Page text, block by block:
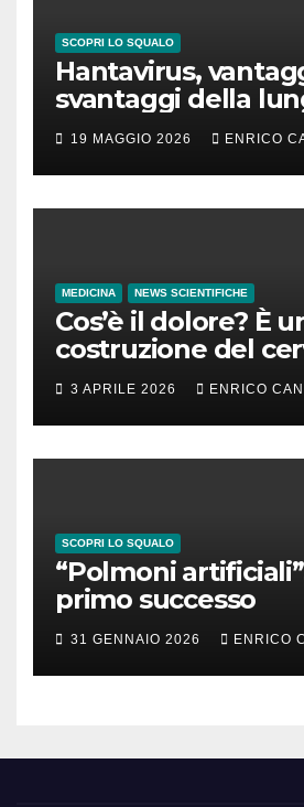
SCOPRI LO SQUALO
Hantavirus,
svantaggi della
incubazione
19 MAGGIO 2026 ENRICO
MEDICINA NEWS SCIENTIFICHE
Cos’è il dolore? È
costruzione del
3 APRILE 2026 ENRICO
SCOPRI LO SQUALO
“Polmoni
primo successo
31 GENNAIO 2026 ENRICO